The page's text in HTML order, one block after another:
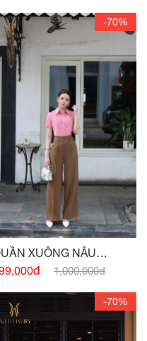
-70%
XUÔNG NÂU
CÚC EO
1,000,000đ
-70%